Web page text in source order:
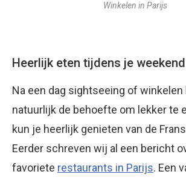
Winkelen in Parijs
Heerlijk eten tijdens je
Na een dag sightseeing of winkelen
natuurlijk de behoefte om lekker te
kun je heerlijk genieten van de
Eerder schreven wij al een bericht
favoriete restaurants in Parijs. Een